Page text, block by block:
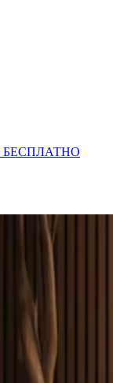
БЕСПЛАТНО